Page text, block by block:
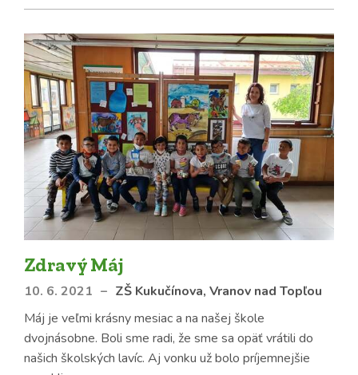
Zdravý Máj
10. 6. 2021 – ZŠ Kukučínova, Vranov nad Topľou
Máj je veľmi krásny mesiac a na našej škole
dvojnásobne. Boli sme radi, že sme sa opäť vrátili do
našich školských lavíc. Aj vonku už bolo príjemnejšie